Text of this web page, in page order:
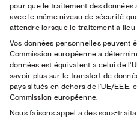
pour que le traitement des
avec le même niveau de sécurité
attendre lorsque le traitement a lieu
Vos données personnelles peuvent
Commission européenne a
données est équivalent à celui de
savoir plus sur le transfert de
pays situés en dehors de l'UE/EEE,
Commission européenne.
Nous faisons appel à des sous-